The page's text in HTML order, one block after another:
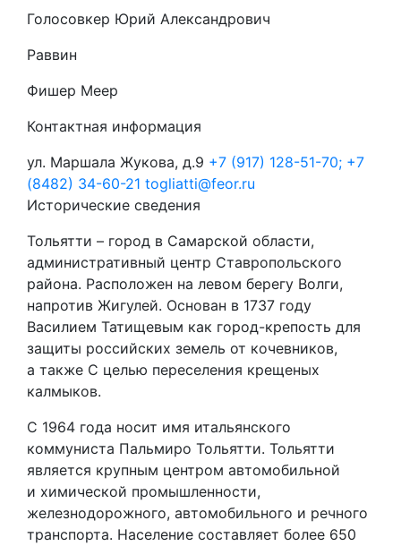
Голосовкер Юрий Александрович
Раввин
Фишер Меер
Контактная информация
ул. Маршала Жукова, д.9 +7 (917) 128-51-70; +7
(8482) 34-60-21 togliatti@feor.ru
Исторические сведения
Тольятти – город в Самарской области,
административный центр Ставропольского
района. Расположен на левом берегу Волги,
напротив Жигулей. Основан в 1737 году
Василием Татищевым как город-крепость для
защиты российских земель от кочевников,
а также С целью переселения крещеных
калмыков.
С 1964 года носит имя итальянского
коммуниста Пальмиро Тольятти. Тольятти
является крупным центром автомобильной
и химической промышленности,
железнодорожного, автомобильного и речного
транспорта. Население составляет более 650